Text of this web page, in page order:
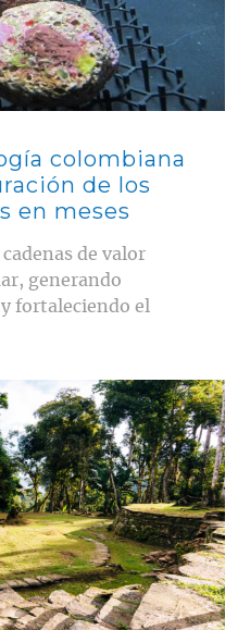
colombiana
de los
en meses
de valor
generando
fortaleciendo el